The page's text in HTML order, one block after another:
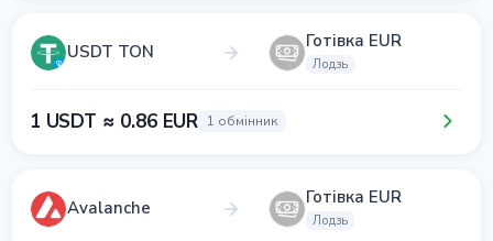
USDT TON Готівка EUR
Лодзь
1 USDT ≈ 0.86 EUR 1 обмінник
Avalanche Готівка EUR
Лодзь